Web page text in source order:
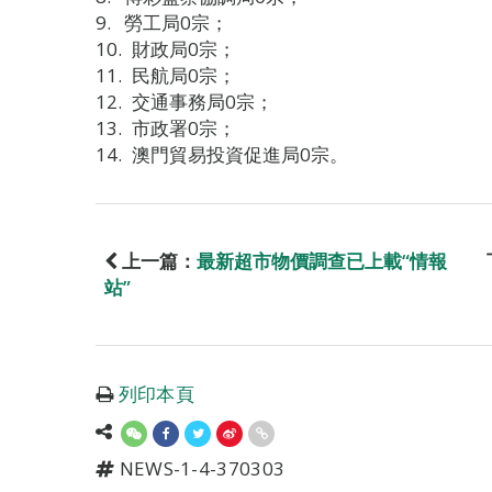
勞工局0宗；
財政局0宗；
民航局0宗；
交通事務局0宗；
市政署0宗；
澳門貿易投資促進局0宗。
上一篇： 最新超市物價調查已上載“情報
站”
列印本頁
NEWS-1-4-370303